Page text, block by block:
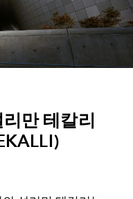
리만 테칼리